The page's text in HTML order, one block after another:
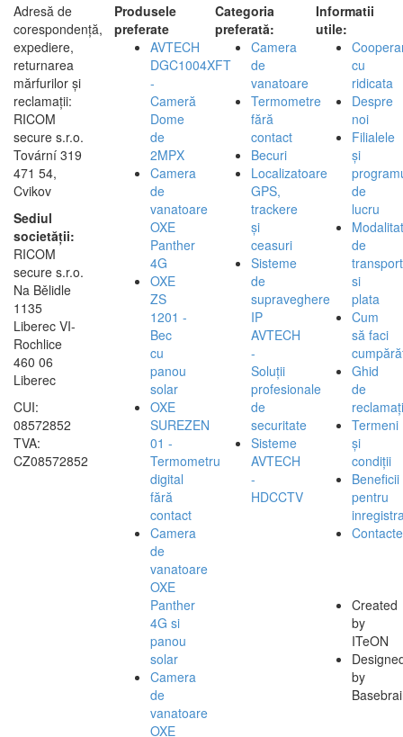
Adresă de
corespondență,
expediere,
returnarea
mărfurilor și
reclamații:
RICOM
secure s.r.o.
Tovární 319
471 54,
Cvikov
Sediul
societății:
RICOM
secure s.r.o.
Na Bělidle
1135
Liberec VI-
Rochlice
460 06
Liberec
CUI:
08572852
TVA:
CZ08572852
Produsele
preferate
AVTECH
DGC1004XFT
-
Cameră
Dome
de
2MPX
Camera
de
vanatoare
OXE
Panther
4G
OXE
ZS
1201 -
Bec
cu
panou
solar
OXE
SUREZEN
01 -
Termometru
digital
fără
contact
Camera
de
vanatoare
OXE
Panther
4G si
panou
solar
Camera
de
vanatoare
OXE
Categoria
preferată:
Camera
de
vanatoare
Termometre
fără
contact
Becuri
Localizatoare
GPS,
trackere
și
ceasuri
Sisteme
de
supraveghere
IP
AVTECH
-
Soluții
profesionale
de
securitate
Sisteme
AVTECH
-
HDCCTV
Informatii
utile:
cu
ridicata
Despre
noi
Filialele
și
de
lucru
de
transport
si
plata
Cum
să faci
Ghid
de
Termeni
și
condiții
Beneficii
pentru
Contacte
Created
by
ITeON
by